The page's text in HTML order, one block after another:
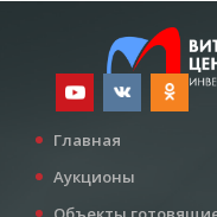
Главная
Аукционы